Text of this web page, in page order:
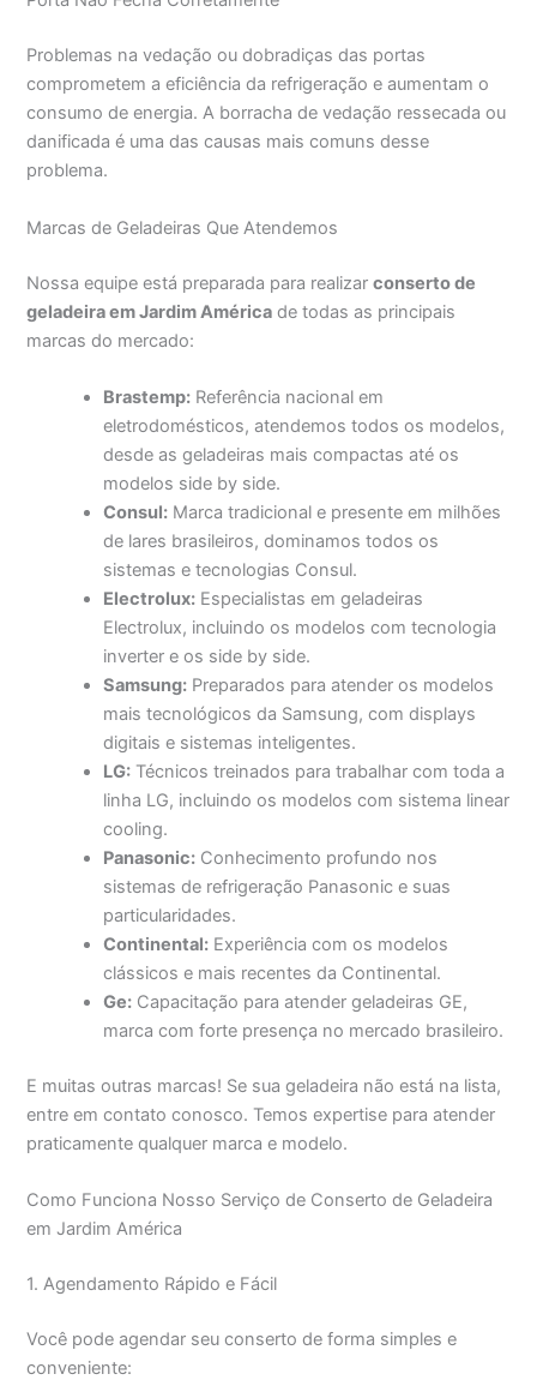
Problemas na vedação ou dobradiças das portas
comprometem a eficiência da refrigeração e aumentam o
consumo de energia. A borracha de vedação ressecada ou
danificada é uma das causas mais comuns desse
problema.
Marcas de Geladeiras Que Atendemos
Nossa equipe está preparada para realizarconserto de
geladeira em Jardim América de todas as principais
marcas do mercado:
Brastemp: Referência nacional em
eletrodomésticos, atendemos todos os modelos,
desde as geladeiras mais compactas até os
modelos side by side.
Consul: Marca tradicional e presente em milhões
de lares brasileiros, dominamos todos os
sistemas e tecnologias Consul.
Electrolux: Especialistas em geladeiras
Electrolux, incluindo os modelos com tecnologia
inverter e os side by side.
Samsung: Preparados para atender os modelos
mais tecnológicos da Samsung, com displays
digitais e sistemas inteligentes.
LG: Técnicos treinados para trabalhar com toda a
linha LG, incluindo os modelos com sistema linear
cooling.
Panasonic: Conhecimento profundo nos
sistemas de refrigeração Panasonic e suas
particularidades.
Continental: Experiência com os modelos
clássicos e mais recentes da Continental.
Ge: Capacitação para atender geladeiras GE,
marca com forte presença no mercado brasileiro.
E muitas outras marcas! Se sua geladeira não está na lista,
entre em contato conosco. Temos expertise para atender
praticamente qualquer marca e modelo.
Como Funciona Nosso Serviço de Conserto de Geladeira
em Jardim América
1. Agendamento Rápido e Fácil
Você pode agendar seu conserto de forma simples e
conveniente: